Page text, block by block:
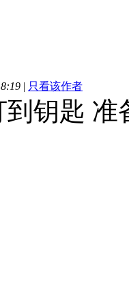
| 只看该作者
到钥匙 准